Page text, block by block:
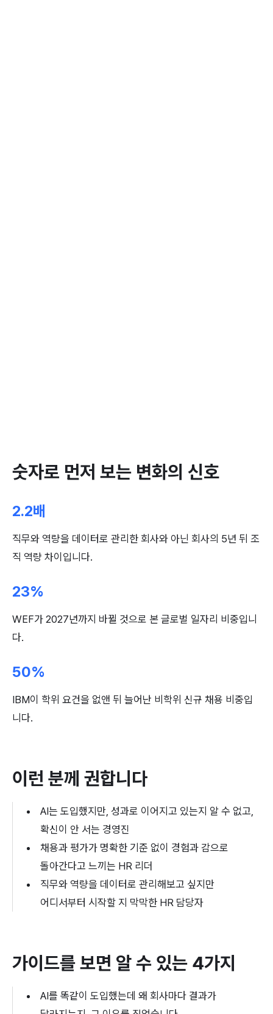
숫자로 먼저 보는 변화의 신호
2.2배
직무와 역량을 데이터로 관리한 회사와 아닌 회사의 5년 뒤 조
직 역량 차이입니다.
23%
WEF가 2027년까지 바뀔 것으로 본 글로벌 일자리 비중입니
다.
50%
IBM이 학위 요건을 없앤 뒤 늘어난 비학위 신규 채용 비중입
니다.
이런 분께 권합니다
AI는 도입했지만, 성과로 이어지고 있는지 알 수 없고,
확신이 안 서는 경영진
채용과 평가가 명확한 기준 없이 경험과 감으로
돌아간다고 느끼는 HR 리더
직무와 역량을 데이터로 관리해보고 싶지만
어디서부터 시작할 지 막막한 HR 담당자
가이드를 보면 알 수 있는 4가지
AI를 똑같이 도입했는데 왜 회사마다 결과가